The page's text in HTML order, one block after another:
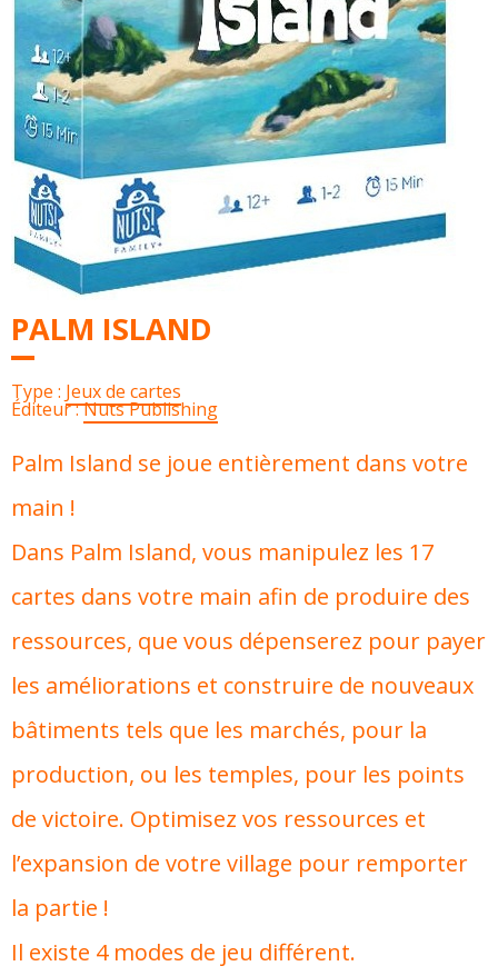
PALM ISLAND
Type : Jeux de cartes
Éditeur :Nuts Publishing
Palm Island se joue entièrement dans votre
main !
Dans Palm Island, vous manipulez les 17
cartes dans votre main afin de produire des
ressources, que vous dépenserez pour payer
les améliorations et construire de nouveaux
bâtiments tels que les marchés, pour la
production, ou les temples, pour les points
de victoire. Optimisez vos ressources et
l’expansion de votre village pour remporter
la partie !
Il existe 4 modes de jeu différent.